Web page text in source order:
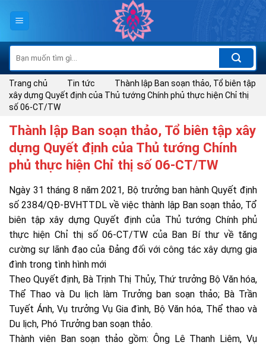
kiếm:
Trang chủ Tin tức
Thành lập Ban soạn thảo, Tổ biên tập
xây dựng Quyết định của Thủ tướng Chính phủ thực hiện Chỉ thị
số 06-CT/TW
Thành lập Ban soạn thảo, Tổ biên tập xây
dựng Quyết định của Thủ tướng Chính
phủ thực hiện Chỉ thị số 06-CT/TW
Ngày 31 tháng 8 năm 2021, Bộ trưởng ban hành Quyết định
số 2384/QĐ-BVHTTDL về việc thành lập Ban soạn thảo, Tổ
biên tập xây dựng Quyết định của Thủ tướng Chính phủ
thực hiện Chỉ thị số 06-CT/TW của Ban Bí thư về tăng
cường sự lãnh đạo của Đảng đối với công tác xây dựng gia
đình trong tình hình mới
Theo Quyết định, Bà Trịnh Thị Thủy, Thứ trưởng Bộ Văn hóa,
Thể Thao và Du lịch làm Trưởng ban soạn thảo; Bà Trần
Tuyết Ánh, Vụ trưởng Vụ Gia đình, Bộ Văn hóa, Thể thao và
Du lịch, Phó Trưởng ban soạn thảo.
Thành viên Ban soạn thảo gồm: Ông Lê Thanh Liêm, Vụ